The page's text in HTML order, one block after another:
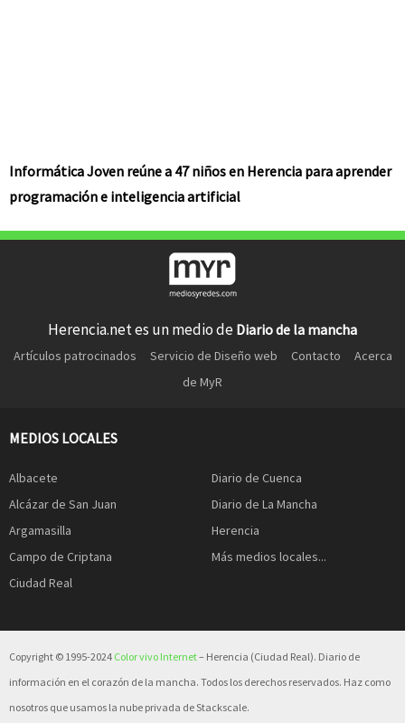
Informática Joven reúne a 47 niños en Herencia para aprender
programación e inteligencia artificial
Herencia.net es un medio de Diario de la mancha
Artículos patrocinados Servicio de Diseño web Contacto
Acerca
de MyR
MEDIOS LOCALES
Albacete
Alcázar de San Juan
Argamasilla
Campo de Criptana
Ciudad Real
Diario de Cuenca
Diario de La Mancha
Herencia
Más medios locales...
Copyright © 1995-2024 Color vivo Internet– Herencia (Ciudad Real). Diario de
información en el corazón de la mancha. Todos los derechos reservados. Haz como
nosotros que usamos la nube privada de Stackscale.